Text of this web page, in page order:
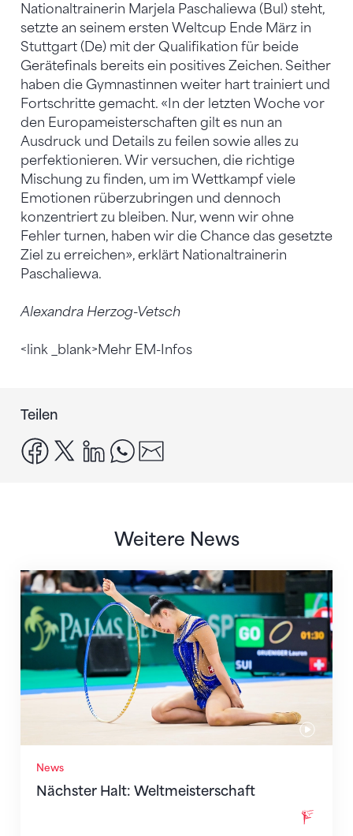
Nationaltrainerin Marjela Paschaliewa (Bul) steht,
setzte an seinem ersten Weltcup Ende März in
Stuttgart (De) mit der Qualifikation für beide
Gerätefinals bereits ein positives Zeichen. Seither
haben die Gymnastinnen weiter hart trainiert und
Fortschritte gemacht. «In der letzten Woche vor
den Europameisterschaften gilt es nun an
Ausdruck und Details zu feilen sowie alles zu
perfektionieren. Wir versuchen, die richtige
Mischung zu finden, um im Wettkampf viele
Emotionen rüberzubringen und dennoch
konzentriert zu bleiben. Nur, wenn wir ohne
Fehler turnen, haben wir die Chance das gesetzte
Ziel zu erreichen», erklärt Nationaltrainerin
Paschaliewa.
Alexandra Herzog-Vetsch
<link _blank>Mehr EM-Infos
Teilen
facebook
x linkedinwhatsapp
Weitere News
News
Nächster Halt: Weltmeisterschaft
Nächster Halt: Weltmeisterschaft